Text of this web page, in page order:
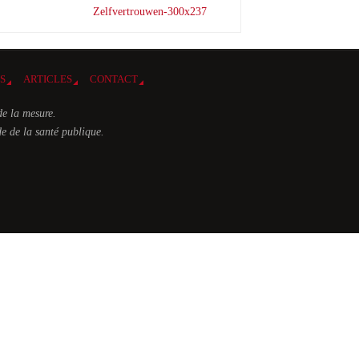
Zelfvertrouwen-300x237
ARTICLES CONTACT
la mesure.
de la santé publique.